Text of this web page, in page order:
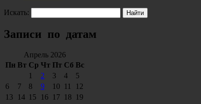
Искать:
Записи по датам
Апрель 2026
Пн Вт Ср Чт Пт Сб Вс
1 2 3 4
5
6
7 8 9 10 11
12
13
14 15 16 17 18
19